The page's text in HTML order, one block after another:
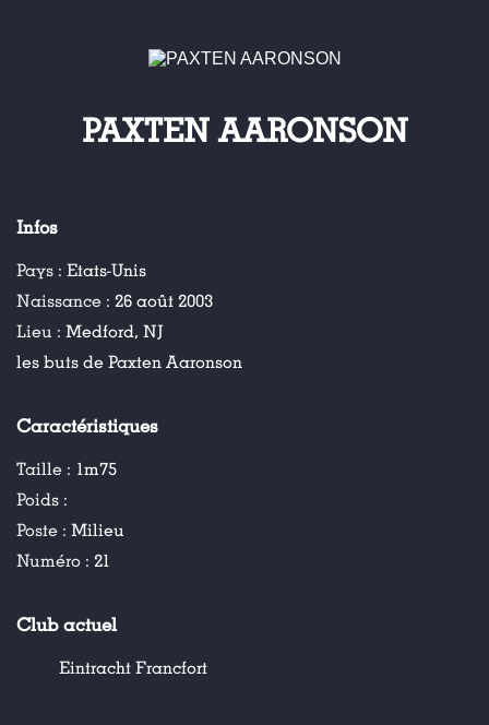
PAXTEN AARONSON
Infos
Pays : Etats-Unis
Naissance : 26 août 2003
Lieu : Medford, NJ
les buts de Paxten Aaronson
Caractéristiques
Taille : 1m75
Poids :
Poste : Milieu
Numéro : 21
Club actuel
Eintracht Francfort